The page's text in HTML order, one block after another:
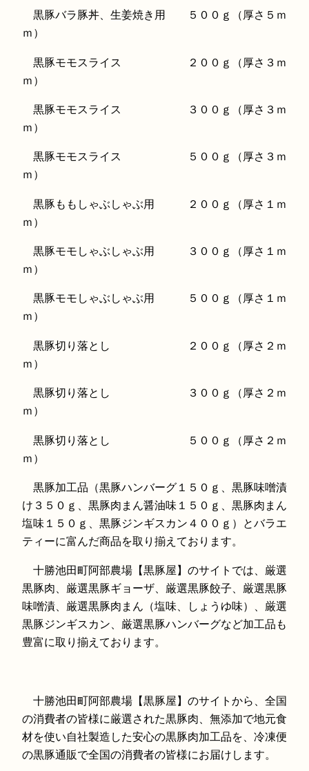
黒豚バラ豚丼、生姜焼き用 ５００ｇ（厚さ５ｍ
ｍ）
黒豚モモスライス ２００ｇ（厚さ３ｍ
ｍ）
黒豚モモスライス ３００ｇ（厚さ３ｍ
ｍ）
黒豚モモスライス ５００ｇ（厚さ３ｍ
ｍ）
黒豚ももしゃぶしゃぶ用 ２００ｇ（厚さ１ｍ
ｍ）
黒豚モモしゃぶしゃぶ用 ３００ｇ（厚さ１ｍ
ｍ）
黒豚モモしゃぶしゃぶ用 ５００ｇ（厚さ１ｍ
ｍ）
黒豚切り落とし ２００ｇ（厚さ２ｍ
ｍ）
黒豚切り落とし ３００ｇ（厚さ２ｍ
ｍ）
黒豚切り落とし ５００ｇ（厚さ２ｍ
ｍ）
黒豚加工品（黒豚ハンバーグ１５０ｇ、黒豚味噌漬
け３５０ｇ、黒豚肉まん醤油味１５０ｇ、黒豚肉まん
塩味１５０ｇ、黒豚ジンギスカン４００ｇ）とバラエ
ティーに富んだ商品を取り揃えております。
十勝池田町阿部農場【黒豚屋】のサイトでは、厳選
黒豚肉、厳選黒豚ギョーザ、厳選黒豚餃子、厳選黒豚
味噌漬、厳選黒豚肉まん（塩味、しょうゆ味）、厳選
黒豚ジンギスカン、厳選黒豚ハンバーグなど加工品も
豊富に取り揃えております。
十勝池田町阿部農場【黒豚屋】のサイトから、全国
の消費者の皆様に厳選された黒豚肉、無添加で地元食
材を使い自社製造した安心の黒豚肉加工品を、冷凍便
の黒豚通販で全国の消費者の皆様にお届けします。